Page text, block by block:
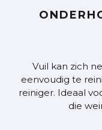
Vuil kan zich
eenvoudig te
reiniger. Ideaal
die